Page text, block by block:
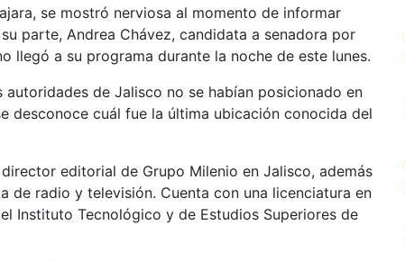
se mostró nerviosa al momento de informar
parte, Andrea Chávez, candidata a senadora por
llegó a su programa durante la noche de este lunes.
de Jalisco no se habían posicionado en
desconoce cuál fue la última ubicación conocida del
editorial de Grupo Milenio en Jalisco, además
de radio y televisión. Cuenta con una licenciatura en
Instituto Tecnológico y de Estudios Superiores de